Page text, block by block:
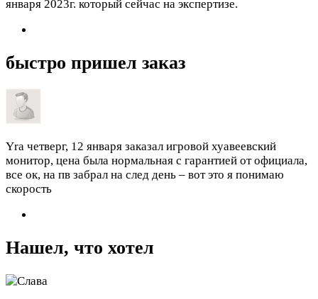
января 2023г. который сейчас на экспертизе.
быстро пришел заказ
Yra четверг, 12 января заказал игровой хуавеевский
монитор, цена была нормальная с гарантией от официала,
все ок, на пв забрал на след день – вот это я понимаю
скорость
Нашел, что хотел